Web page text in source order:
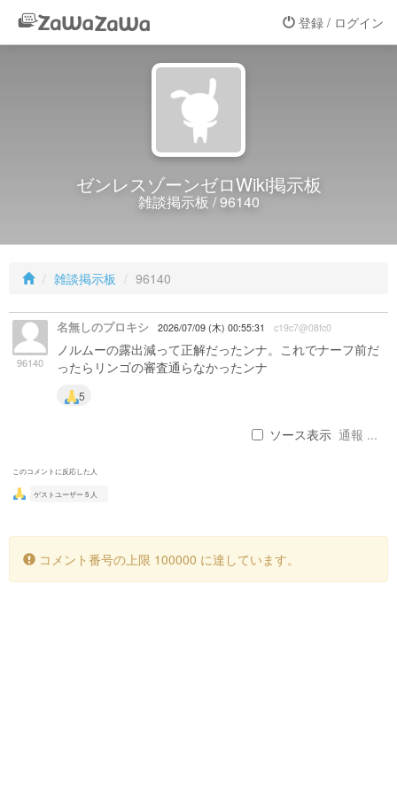
登録 / ログイン
ゼンレスゾーンゼロWiki掲示板
雑談掲示板 / 96140
雑談掲示板 96140
96140
名無しのプロキシ 2026/07/09 (木) 00:55:31 c19c7@08fc0
ノルムーの露出減って正解だったンナ。これでナーフ前だ
ったらリンゴの審査通らなかったンナ
5
ソース表示 通報 ...
このコメントに反応した人
ゲストユーザー 5 人
コメント番号の上限 100000 に達しています。